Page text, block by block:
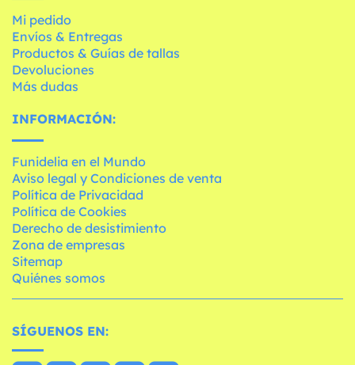
Mi pedido
Envíos & Entregas
Productos & Guías de tallas
Devoluciones
Más dudas
INFORMACIÓN:
Funidelia en el Mundo
Aviso legal y Condiciones de venta
Política de Privacidad
Política de Cookies
Derecho de desistimiento
Zona de empresas
Sitemap
Quiénes somos
SÍGUENOS EN: